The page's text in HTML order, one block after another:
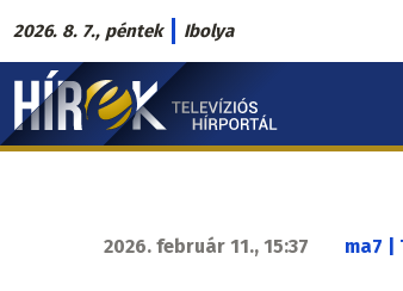
Ugrás
a
tartalomra
2026. 8. 7., péntek Ibolya
Hírek.sk
fő
2026. február 11., 15:37 ma7 |